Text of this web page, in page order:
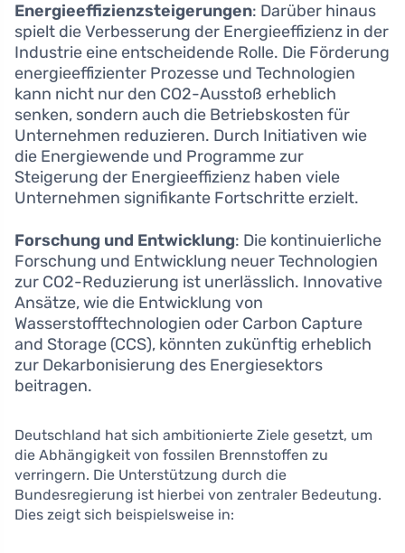
Energieeffizienzsteigerungen: Darüber hinaus
spielt die Verbesserung der Energieeffizienz in der
Industrie eine entscheidende Rolle. Die Förderung
energieeffizienter Prozesse und Technologien
kann nicht nur den CO2-Ausstoß erheblich
senken, sondern auch die Betriebskosten für
Unternehmen reduzieren. Durch Initiativen wie
die Energiewende und Programme zur
Steigerung der Energieeffizienz haben viele
Unternehmen signifikante Fortschritte erzielt.
Forschung und Entwicklung: Die kontinuierliche
Forschung und Entwicklung neuer Technologien
zur CO2-Reduzierung ist unerlässlich. Innovative
Ansätze, wie die Entwicklung von
Wasserstofftechnologien oder Carbon Capture
and Storage (CCS), könnten zukünftig erheblich
zur Dekarbonisierung des Energiesektors
beitragen.
Deutschland hat sich ambitionierte Ziele gesetzt, um
die Abhängigkeit von fossilen Brennstoffen zu
verringern. Die Unterstützung durch die
Bundesregierung ist hierbei von zentraler Bedeutung.
Dies zeigt sich beispielsweise in: